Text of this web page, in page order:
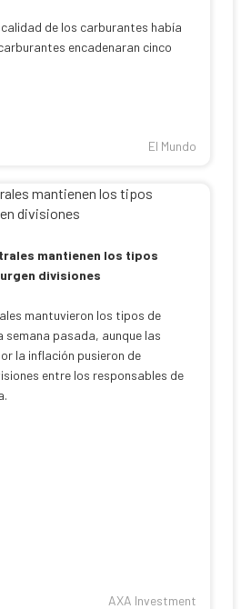
de los carburantes había
encadenaran cinco
El Mundo
mantienen los tipos
divisiones
mantuvieron los tipos de
pasada, aunque las
la inflación pusieron de
entre los responsables de
AXA Investment